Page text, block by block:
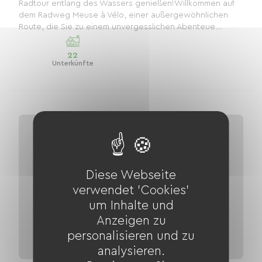
Radtour entlang des Wassers genießen!Willkommen auf
dem Radweg Meuse à Vélo, einer außergewöhnlichen
Route, die Sie zu einem unvergesslichen Abenteue...
22
Unterkünfte
Diese Webseite
verwendet 'Cookies'
um Inhalte und
Anzeigen zu
personalisieren und zu
analysieren.